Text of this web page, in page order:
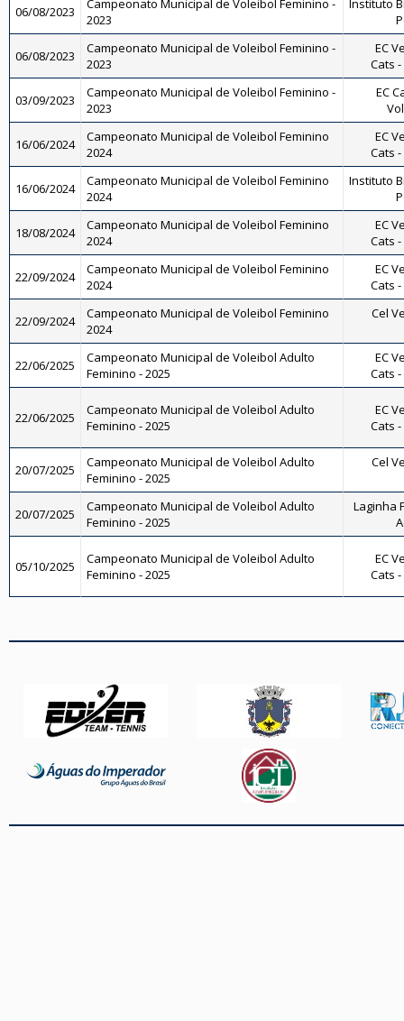
06/08/2023
Campeonato Municipal de Voleibol Feminino -
2023
Instituto
06/08/2023
Campeonato Municipal de Voleibol Feminino -
2023
EC
Cats
03/09/2023
Campeonato Municipal de Voleibol Feminino -
2023
EC
16/06/2024
Campeonato Municipal de Voleibol Feminino
2024
EC
Cats
16/06/2024
Campeonato Municipal de Voleibol Feminino
2024
Instituto
18/08/2024
Campeonato Municipal de Voleibol Feminino
2024
EC
Cats
22/09/2024
Campeonato Municipal de Voleibol Feminino
2024
EC
Cats
22/09/2024
Campeonato Municipal de Voleibol Feminino
2024
Cel
22/06/2025
Campeonato Municipal de Voleibol Adulto
Feminino - 2025
EC
Cats
22/06/2025
Campeonato Municipal de Voleibol Adulto
Feminino - 2025
EC
Cats
20/07/2025
Campeonato Municipal de Voleibol Adulto
Feminino - 2025
Cel
20/07/2025
Campeonato Municipal de Voleibol Adulto
Feminino - 2025
Laginha
05/10/2025
Campeonato Municipal de Voleibol Adulto
Feminino - 2025
EC
Cats